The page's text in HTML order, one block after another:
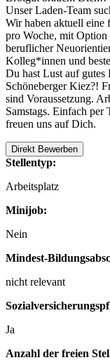
Unser Laden-Team
Wir haben aktuell eine
pro Woche, mit
beruflicher
Kolleg*innen und
Du hast Lust auf gutes
Schöneberger Kiez?!
sind Voraussetzung.
Samstags. Einfach
freuen uns auf Dich.
Direkt Bewerben
Stellentyp:
Arbeitsplatz
Minijob:
Nein
Mindest-
nicht relevant
Ja
Anzahl der freien